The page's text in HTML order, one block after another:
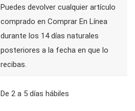
Puedes devolver cualquier artículo
comprado en Comprar En Línea
durante los 14 días naturales
posteriores a la fecha en que lo
recibas.
De 2 a 5 días hábiles